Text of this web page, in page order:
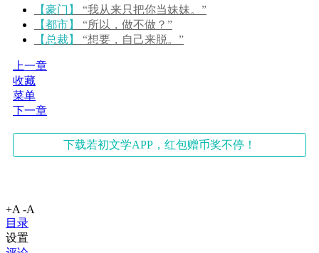
【豪门】
“我从来只把你当妹妹。”
【都市】
“所以，做不做？”
【总裁】
“想要，自己来脱。”
上一章
收藏
菜单
下一章
下载若初文学APP，红包赠币奖不停！
+A -A
目录
设置